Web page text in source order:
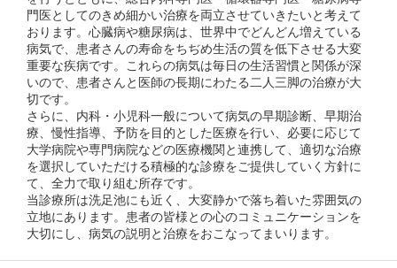
門医としてのきめ細かい治療を両立させていきたいと考えて
おります。心臓病や糖尿病は、世界中でどんどん増えている
病気で、患者さんの寿命をちぢめ生活の質を低下させる大変
重要な疾病です。これらの病気は毎日の生活習慣と関係が深
いので、患者さんと医師の長期にわたる二人三脚の治療が大
切です。
さらに、内科・小児科一般について病気の早期診断、早期治
療、慢性指導、予防を目的とした医療を行い、必要に応じて
大学病院や専門病院などの医療機関と連携して、適切な治療
を選択していただける積極的な診療をご提供していく方針に
て、全力で取り組む所存です。
当診療所は洗足池にも近く、大変静かで落ち着いた雰囲気の
立地にあります。患者の皆様との心のコミュニケーションを
大切にし、病気の説明と治療をおこなってまいります。